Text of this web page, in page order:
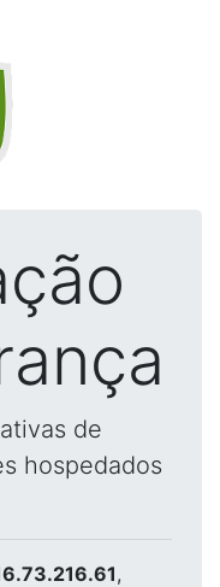
de
hospedados
,